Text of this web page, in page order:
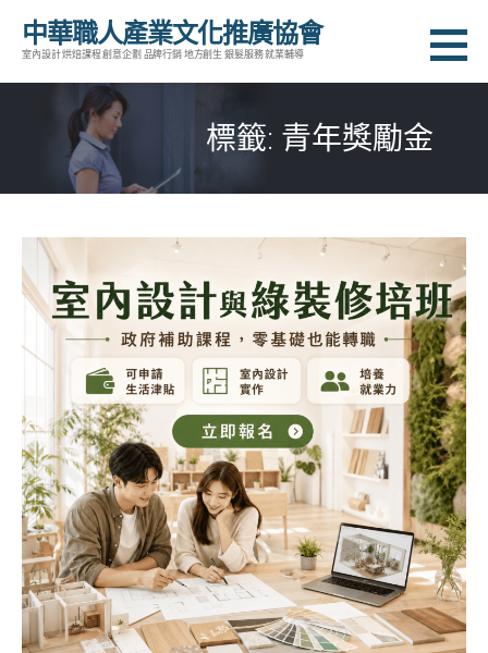
中華職人產業文化推廣協會
室內設計 烘焙課程 創意企劃 品牌行銷 地方創生 銀髮服務 就業輔導
標籤: 青年獎勵金